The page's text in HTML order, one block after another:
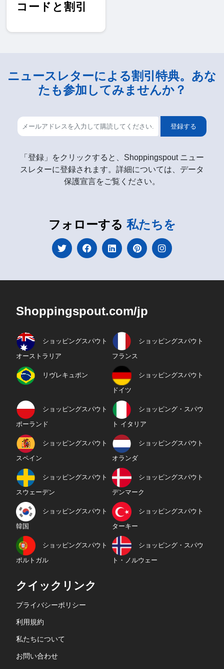
コードと割引
ニュースレターによる割引特典。あな
たも参加してみませんか？
登録する
「登録」をクリックすると、Shoppingspout ニュー
スレターに登録されます。詳細については、データ
保護宣言をご覧ください。
フォローする 私たちを
Shoppingspout.com/jp
ショッピングスパウト
オーストラリア
ショッピングスパウト
フランス
リヴレキュポン ショッピングスパウト
ドイツ
ショッピングスパウト
ポーランド
ショッピング・スパウ
ト イタリア
ショッピングスパウト
スペイン
ショッピングスパウト
オランダ
ショッピングスパウト
スウェーデン
ショッピングスパウト
デンマーク
ショッピングスパウト
韓国
ショッピングスパウト
ターキー
ショッピングスパウト
ポルトガル
ショッピング・スパウ
ト・ノルウェー
クイックリンク
プライバシーポリシー
利用規約
私たちについて
お問い合わせ